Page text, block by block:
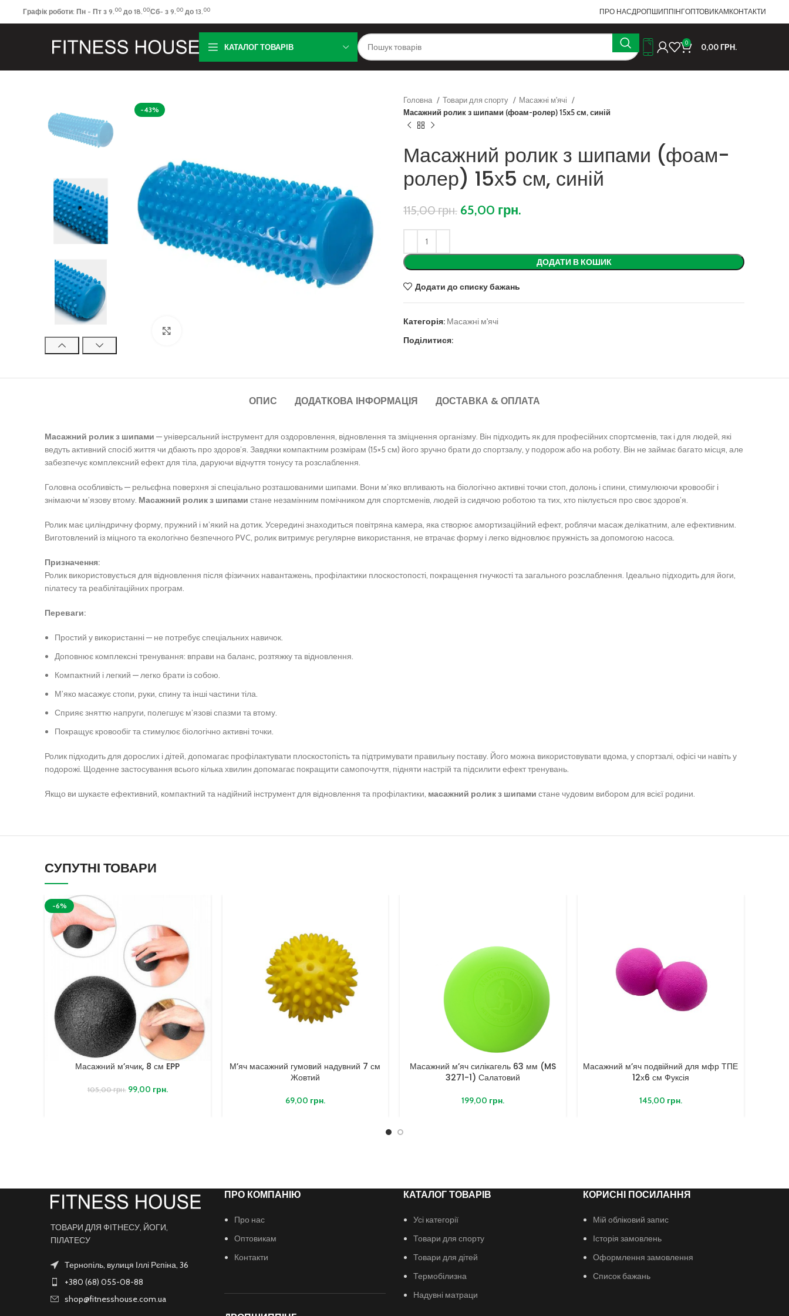
Графік роботи: Пн - Пт з 9.00до 18.00Сб- з 9.00до 13.00 ПРО НАСДРОПШИППІНГОПТОВИКАМКОНТАКТИ
КАТАЛОГ ТОВАРІВ 0 0,00ГРН.
-43%
Головна Товари для спорту
Масажні м'ячі
Масажний ролик з шипами (фоам-ролер) 15х5 см, синій
Масажний ролик з шипами (фоам-
ролер) 15х5 см, синій
115,00грн. 65,00 грн.
ДОДАТИ В КОШИК
Додати до списку бажань
Категорія: Масажні м'ячі
Поділитися:
ОПИС ДОДАТКОВА ІНФОРМАЦІЯ ДОСТАВКА & ОПЛАТА
Масажний ролик з шипами — універсальний інструмент для оздоровлення, відновлення та зміцнення організму. Він підходить як для професійних спортсменів, так і для людей, які
ведуть активний спосіб життя чи дбають про здоров’я. Завдяки компактним розмірам (15×5 см) його зручно брати до спортзалу, у подорож або на роботу. Він не займає багато місця, але
забезпечує комплексний ефект для тіла, даруючи відчуття тонусу та розслаблення.
Головна особливість — рельєфна поверхня зі спеціально розташованими шипами. Вони м’яко впливають на біологічно активні точки стоп, долонь і спини, стимулюючи кровообіг і
знімаючи м’язову втому. Масажний ролик з шипами стане незамінним помічником для спортсменів, людей із сидячою роботою та тих, хто піклується про своє здоров’я.
Ролик має циліндричну форму, пружний і м’який на дотик. Усередині знаходиться повітряна камера, яка створює амортизаційний ефект, роблячи масаж делікатним, але ефективним.
Виготовлений із міцного та екологічно безпечного PVC, ролик витримує регулярне використання, не втрачає форму і легко відновлює пружність за допомогою насоса.
Призначення:
Ролик використовується для відновлення після фізичних навантажень, профілактики плоскостопості, покращення гнучкості та загального розслаблення. Ідеально підходить для йоги,
пілатесу та реабілітаційних програм.
Переваги:
Простий у використанні — не потребує спеціальних навичок.
Доповнює комплексні тренування: вправи на баланс, розтяжку та відновлення.
Компактний і легкий — легко брати із собою.
М’яко масажує стопи, руки, спину та інші частини тіла.
Сприяє зняттю напруги, полегшує м’язові спазми та втому.
Покращує кровообіг та стимулює біологічно активні точки.
Ролик підходить для дорослих і дітей, допомагає профілактувати плоскостопість та підтримувати правильну поставу. Його можна використовувати вдома, у спортзалі, офісі чи навіть у
подорожі. Щоденне застосування всього кілька хвилин допомагає покращити самопочуття, підняти настрій та підсилити ефект тренувань.
Якщо ви шукаєте ефективний, компактний та надійний інструмент для відновлення та профілактики, масажний ролик з шипами стане чудовим вибором для всієї родини.
СУПУТНІ ТОВАРИ
-6%
Масажний м’ячик, 8 см EPP
105,00грн. 99,00 грн.
М’яч масажний гумовий надувний 7 см
Жовтий
69,00 грн.
Масажний м’яч силікагель 63 мм (MS
3271-1) Салатовий
199,00 грн.
Масажний м’яч подвійний для мфр ТПЕ
12х6 см Фуксія
145,00 грн.
ТОВАРИ ДЛЯ ФІТНЕСУ, ЙОГИ,
ПІЛАТЕСУ
Тернопіль, вулиця Іллі Рєпіна, 36
+380 (68) 055-08-88
shop@fitnesshouse.com.ua
ПРО КОМПАНІЮ
Про нас
Оптовикам
Контакти
КАТАЛОГ ТОВАРІВ
Усі категорії
Товари для спорту
Товари для дітей
Термобілизна
Надувні матраци
КОРИСНІ ПОСИЛАННЯ
Мій обліковий запис
Історія замовлень
Оформлення замовлення
Список бажань